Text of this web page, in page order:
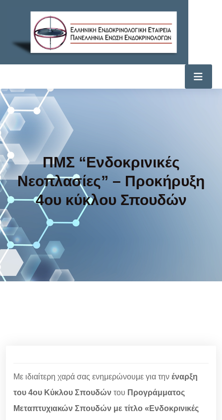
ΠΜΣ “Ενδοκρινικές
Νεοπλασίες” – Προκήρυξη
4ου κύκλου Σπουδών
Με ιδιαίτερη χαρά σας ενημερώνουμε για την έναρξη
του 4ου Κύκλου Σπουδών του Προγράμματος
Μεταπτυχιακών Σπουδών με τίτλο «Ενδοκρινικές